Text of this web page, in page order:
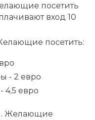
посетить
вход 10
посетить:
- 2 евро
4,5 евро
. Желающие